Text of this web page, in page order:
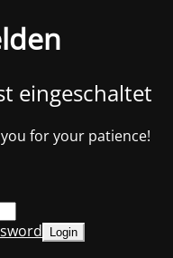
eingeschaltet
for your patience!